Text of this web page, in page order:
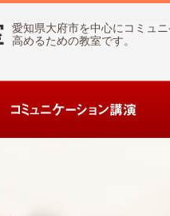
愛知県大府市を中心にコミュ
高めるための教室です。